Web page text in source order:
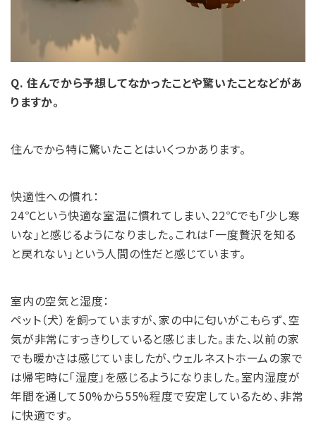
Q. 住んでから予想してなかったことや驚いたことなどがあ
りますか。
住んでから特に驚いたことはいくつかあります。
快適性への慣れ：
24℃という快適な室温に慣れてしまい、22℃でも「少し寒
いな」と感じるようになりました。これは「一度贅沢を知る
と戻れない」という人間の性だと感じています。
室内の空気と湿度：
ペット（犬）を飼っていますが、家の中に匂いがこもらず、空
気が非常にすっきりしていると感じました。また、以前の家
でも暖かさは感じていましたが、ウェルネストホームの家で
は帰宅時に「湿度」を感じるようになりました。室内湿度が
年間を通して50%から55%程度で安定しているため、非常
に快適です。